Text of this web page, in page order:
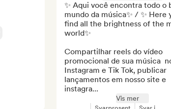
✨ Aqui você encontra todo o
mundo da música✨ / ✨ Here
find all the brightness of the
world✨
Compartilhar reels do vídeo
promocional de sua música
Instagram e Tik Tok, publicar
lançamentos em nosso site e
instagra...
Vis mer